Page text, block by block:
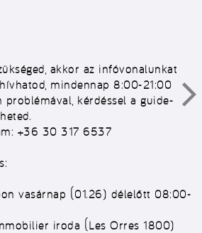
akkor az infóvonalunkat
mindennap 8:00-21:00
kérdéssel a guide-
+36 30 317 6537
vasárnap (01.26) délelőtt 08:00-
iroda (Les Orres 1800)